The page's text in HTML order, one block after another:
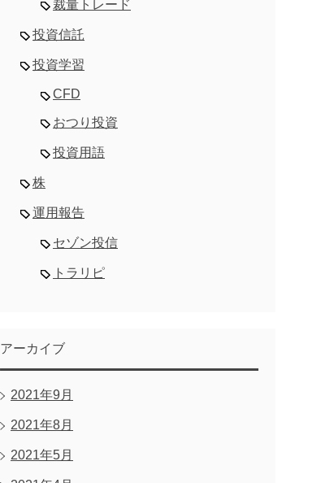
裁量トレード
投資信託
投資学習
CFD
おつり投資
投資用語
株
運用報告
セゾン投信
トラリピ
アーカイブ
2021年9月
2021年8月
2021年5月